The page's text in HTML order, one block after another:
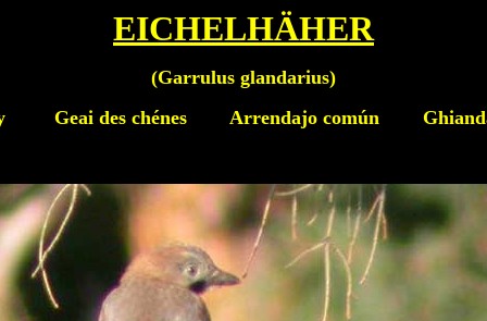
EICHELHÄHER
(Garrulus glandarius)
Geai des chénes Arrendajo común